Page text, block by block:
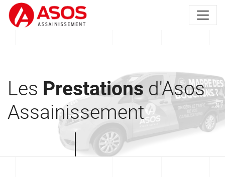
Les Prestations d'Asos
Assainissement